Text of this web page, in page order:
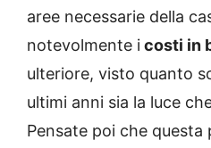
aree necessarie della
notevolmente icosti in
ulteriore, visto quanto
ultimi anni sia la luce
Pensate poi che questa